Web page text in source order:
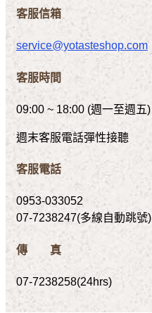
客服信箱
service@yotasteshop.com
客服時間
09:00 ~ 18:00 (週一至週五)
週末客服電話彈性接聽
客服電話
0953-033052
07-7238247(多線自動跳號)
傳 真
07-7238258(24hrs)